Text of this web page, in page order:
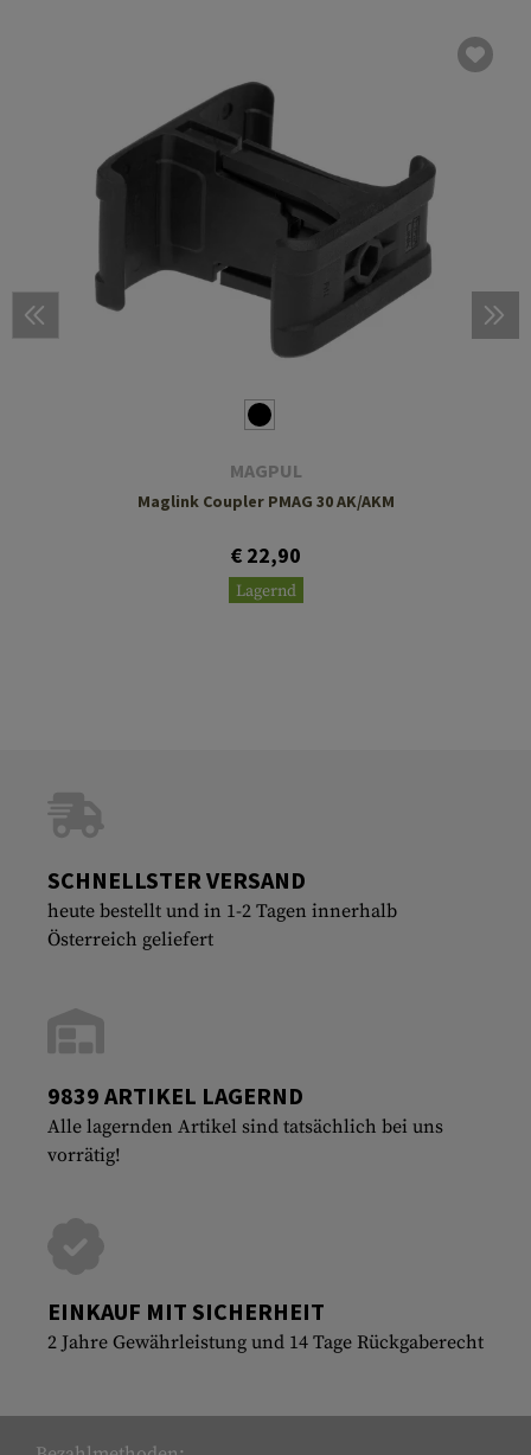
MAGPUL
Maglink Coupler PMAG 30 AK/AKM
€ 22,90
Lagernd
SCHNELLSTER VERSAND
heute bestellt und in 1-2 Tagen innerhalb
Österreich geliefert
9839 ARTIKEL LAGERND
Alle lagernden Artikel sind tatsächlich bei uns
vorrätig!
EINKAUF MIT SICHERHEIT
2 Jahre Gewährleistung und 14 Tage Rückgaberecht